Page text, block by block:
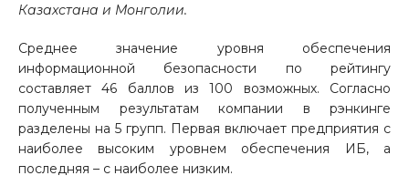
Казахстана и Монголии.
Среднее значение уровня обеспечения
информационной безопасности по рейтингу
составляет 46 баллов из 100 возможных. Согласно
полученным результатам компании в рэнкинге
разделены на 5 групп. Первая включает предприятия с
наиболее высоким уровнем обеспечения ИБ, а
последняя – с наиболее низким.